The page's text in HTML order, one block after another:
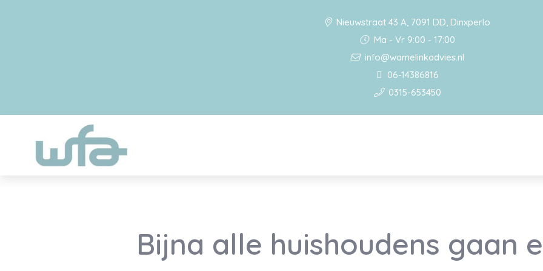
Nieuwstraat 43 A, 7091 DD, Dinxperlo
Ma - Vr 9:00 - 17:00
info@wamelinkadvies.nl
06-14386816
0315-653450
Bijna alle huishoudens gaan